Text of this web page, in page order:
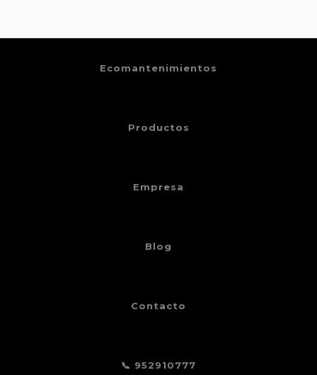
Ecomantenimientos
Productos
Empresa
Blog
Contacto
📞 952910777